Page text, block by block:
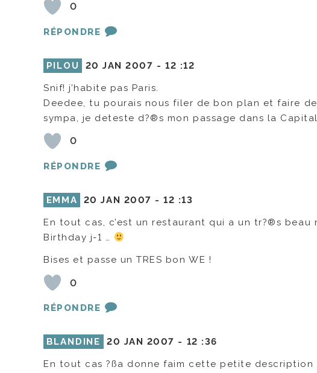
0
RÉPONDRE
PILOU 20 JAN 2007 -12 :12
Snif! j’habite pas Paris.
Deedee, tu pourais nous filer de bon plan et faire
sympa, je deteste d?®s mon passage dans la
0
RÉPONDRE
EMMA 20 JAN 2007 -12 :13
En tout cas, c’est un restaurant qui a un tr?®s beau
Birthday j-1 …
Bises et passe un TRES bon WE !
0
RÉPONDRE
BLANDINE 20 JAN 2007 - 12 :36
En tout cas ?ßa donne faim cette petite description